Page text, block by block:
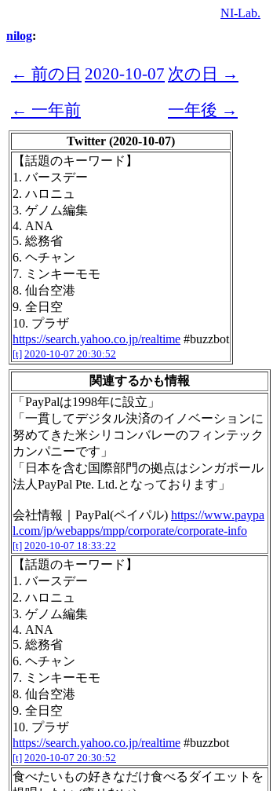
NI-Lab.
nilog:
← 前の日 2020-10-07 次の日 →
← 一年前
一年後 →
Twitter (2020-10-07)
【話題のキーワード】
1. バースデー
2. ハロニュ
3. ゲノム編集
4. ANA
5. 総務省
6. ヘチャン
7. ミンキーモモ
8. 仙台空港
9. 全日空
10. プラザ
https://search.yahoo.co.jp/realtime #buzzbot
[t] 2020-10-07 20:30:52
関連するかも情報
「PayPalは1998年に設立」
「一貫してデジタル決済のイノベーションに
努めてきた米シリコンバレーのフィンテック
カンパニーです」
「日本を含む国際部門の拠点はシンガポール
法人PayPal Pte. Ltd.となっております」
会社情報｜PayPal(ペイパル) https://www.paypa
l.com/jp/webapps/mpp/corporate/corporate-info
[t] 2020-10-07 18:33:22
【話題のキーワード】
1. バースデー
2. ハロニュ
3. ゲノム編集
4. ANA
5. 総務省
6. ヘチャン
7. ミンキーモモ
8. 仙台空港
9. 全日空
10. プラザ
https://search.yahoo.co.jp/realtime #buzzbot
[t] 2020-10-07 20:30:52
食べたいもの好きなだけ食べるダイエットを